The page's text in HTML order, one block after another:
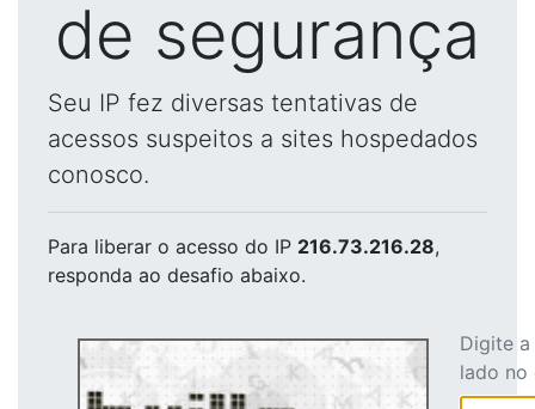
de segurança
Seu IP fez diversas tentativas de
acessos suspeitos a sites hospedados
conosco.
Para liberar o acesso do IP 216.73.216.28,
responda ao desafio abaixo.
Digite
lado no